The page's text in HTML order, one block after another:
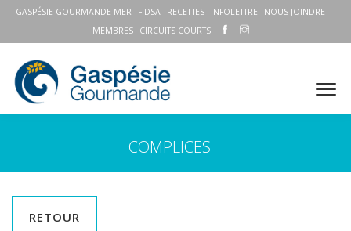
GASPÉSIE GOURMANDE MER FIDSA RECETTES INFOLETTRE
NOUS JOINDRE
MEMBRES
CIRCUITS COURTS
COMPLICES
RETOUR